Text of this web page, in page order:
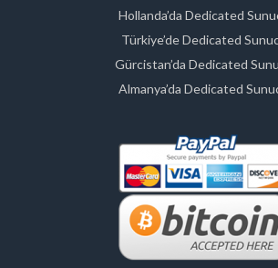
Hollanda’da Dedicated
Türkiye’de Dedicated
Gürcistan’da Dedicated
Almanya’da Dedicated